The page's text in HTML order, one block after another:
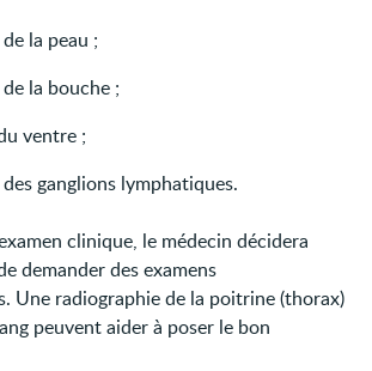
la peau ;
la bouche ;
ventre ;
ganglions lymphatiques.
clinique, le médecin décidera
demander des examens
Une radiographie de la poitrine (thorax)
peuvent aider à poser le bon